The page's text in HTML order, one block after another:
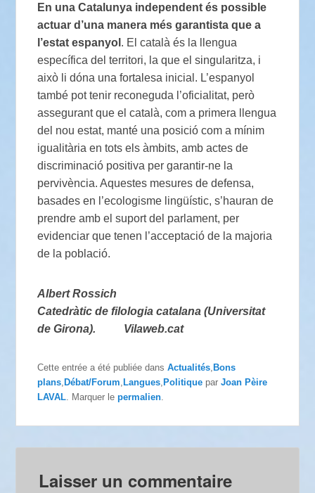
En una Catalunya independent és possible
actuar d’una manera més garantista que a
l’estat espanyol . El català és la llengua
específica del territori, la que el singularitza, i
això li dóna una fortalesa inicial. L’espanyol
també pot tenir reconeguda l’oficialitat, però
assegurant que el català, com a primera llengua
del nou estat, manté una posició com a mínim
igualitària en tots els àmbits, amb actes de
discriminació positiva per garantir-ne la
pervivència. Aquestes mesures de defensa,
basades en l’ecologisme lingüístic, s’hauran de
prendre amb el suport del parlament, per
evidenciar que tenen l’acceptació de la majoria
de la població.
Albert Rossich
Catedràtic de filologia catalana (Universitat
de Girona).
Vilaweb.cat
Cette entrée a été publiée dansActualités ,Bons
plans ,Débat/Forum ,Langues ,Politique parJoan Pèire
LAVAL . Marquer lepermalien
Laisser un commentaire